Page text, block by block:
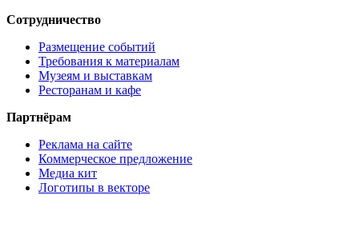
Сотрудничество
Размещение событий
Требования к материалам
Музеям и выставкам
Ресторанам и кафе
Партнёрам
Реклама на сайте
Коммерческое предложение
Медиа кит
Логотипы в векторе